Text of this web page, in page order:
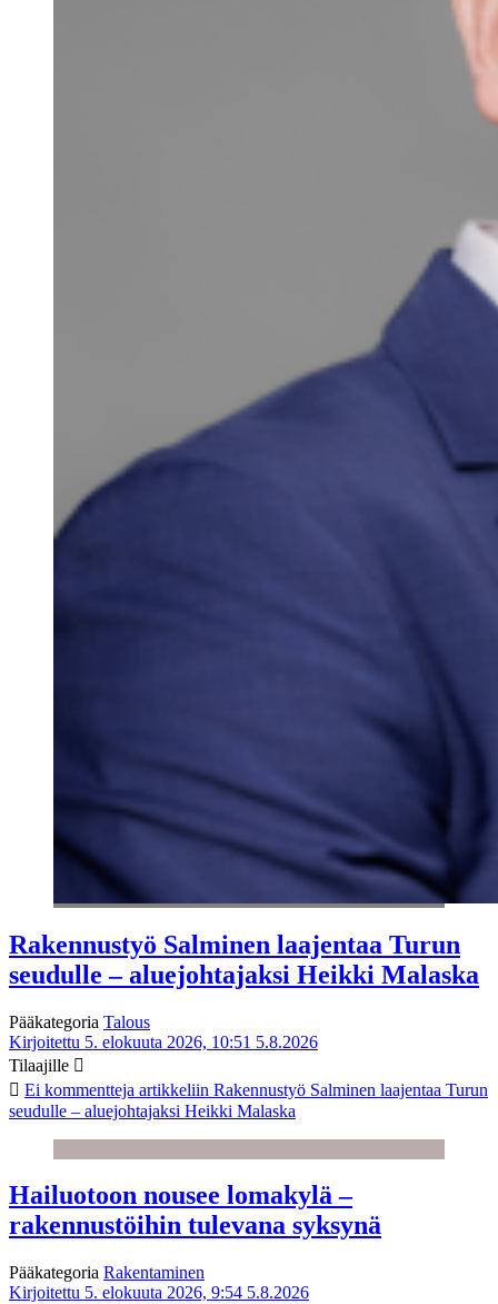
Rakennustyö Salminen laajentaa Turun
seudulle – aluejohtajaksi Heikki Malaska
Pääkategoria Talous
Kirjoitettu 5. elokuuta 2026, 10:51 5.8.2026
Tilaajille
Ei kommentteja artikkeliin Rakennustyö Salminen laajentaa Turun
seudulle – aluejohtajaksi Heikki Malaska
Hailuotoon nousee lomakylä –
rakennustöihin tulevana syksynä
Pääkategoria Rakentaminen
Kirjoitettu 5. elokuuta 2026, 9:54 5.8.2026